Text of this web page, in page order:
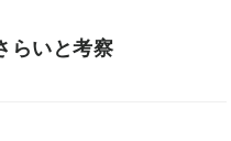
らいと考察